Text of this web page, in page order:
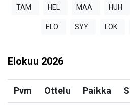
TAM HEL MAA HUH
ELO SYY LOK
Elokuu 2026
Pvm Ottelu Paikka